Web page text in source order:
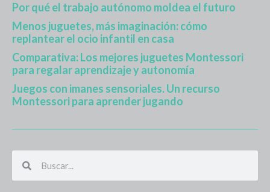
Por qué el trabajo autónomo moldea el futuro
Menos juguetes, más imaginación: cómo
replantear el ocio infantil en casa
Comparativa: Los mejores juguetes Montessori
para regalar aprendizaje y autonomía
Juegos con imanes sensoriales. Un recurso
Montessori para aprender jugando